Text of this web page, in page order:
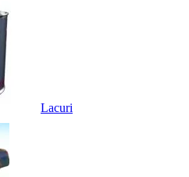
Lacuri